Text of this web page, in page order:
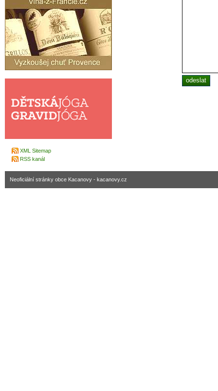
XML Sitemap
RSS kanál
Neoficiální stránky obce Kacanovy - kacanovy.cz